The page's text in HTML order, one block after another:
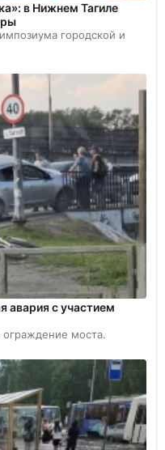
в Нижнем Тагиле
городской и
авария с участием
ограждение моста.